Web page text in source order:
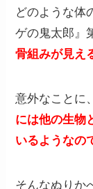
どのような体
ゲの鬼太郎』
骨組みが見え
意外なことに
には他の生物
いるようなの
そんなぬりか